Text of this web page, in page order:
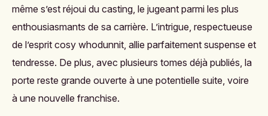
même s’est réjoui du casting, le jugeant parmi les plus
enthousiasmants de sa carrière. L’intrigue, respectueuse
de l’esprit cosy whodunnit, allie parfaitement suspense et
tendresse. De plus, avec plusieurs tomes déjà publiés, la
porte reste grande ouverte à une potentielle suite, voire
à une nouvelle franchise.